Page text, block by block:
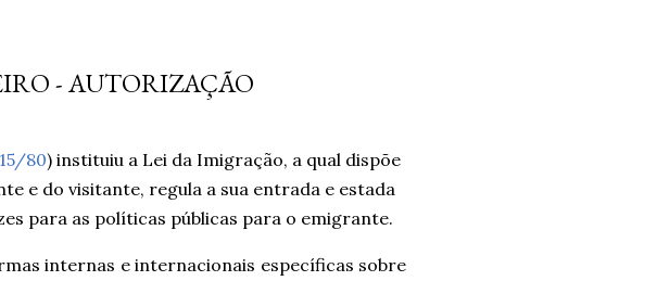
- AUTORIZAÇÃO
80) instituiu a Lei da Imigração, a qual dispõe
e do visitante, regula a sua entrada e estada
para as políticas públicas para o emigrante.
internas e internacionais específicas sobre